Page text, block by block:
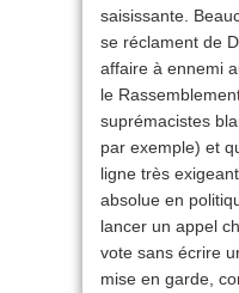
saisissante.
se réclament de
affaire à ennemi
le
suprémacistes
par exemple) et
ligne très
absolue en
lancer un appel
vote sans écrire
mise en garde,